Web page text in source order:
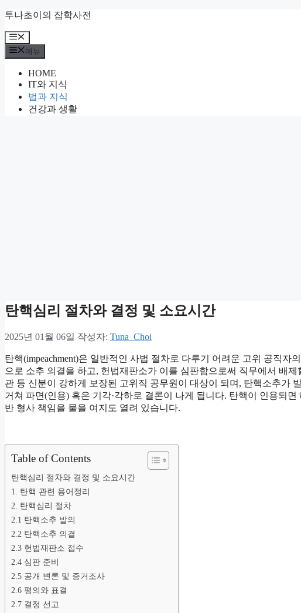
컨
츠
로
투나초이의 잡학사전
메
뉴
메뉴
HOME
IT와 지식
법과 지식
건강과 생활
탄핵심리 절차와 결정 및 소요시간
2025년 01월 06일 작성자: Tuna_Choi
탄핵(impeachment)은 일반적인 사법 절차로 다루기 어려운 고위 공직자
으로 소추 의결을 하고, 헌법재판소가 이를 심판함으로써 직무에서 배
관 등 신분이 강하게 보장된 고위직 공무원이 대상이 되며, 탄핵소추가
거쳐 파면(인용) 혹은 기각·각하로 결론이 나게 됩니다. 탄핵이 인용되
반 형사 책임을 물을 여지도 열려 있습니다.
Table of Contents
탄핵심리 절차와 결정 및 소요시간
1. 탄핵 관련 용어정리
2. 탄핵심리 절차
2.1 탄핵소추 발의
2.2 탄핵소추 의결
2.3 헌법재판소 접수
2.4 심판 준비
2.5 공개 변론 및 증거조사
2.6 평의와 표결
2.7 결정 선고